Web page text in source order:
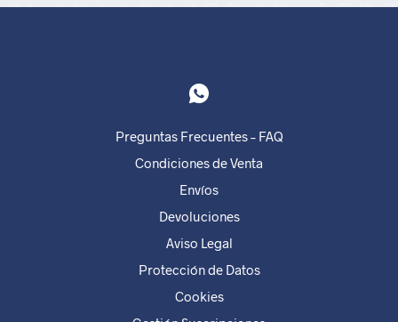
Preguntas Frecuentes – FAQ
Condiciones de Venta
Envíos
Devoluciones
Aviso Legal
Protección de Datos
Cookies